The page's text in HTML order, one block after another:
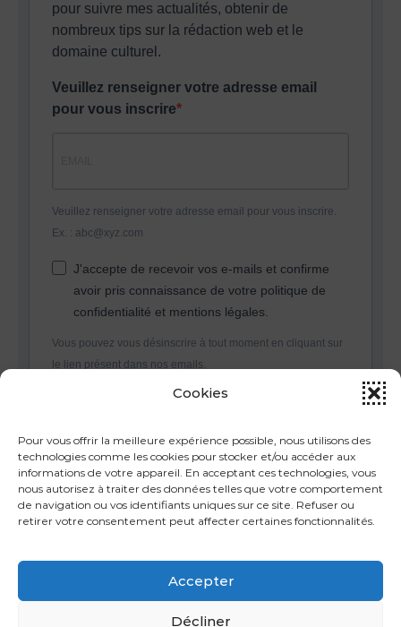
Cookies
Pour vous offrir la meilleure expérience possible, nous utilisons des
technologies comme les cookies pour stocker et/ou accéder aux
informations de votre appareil. En acceptant ces technologies, vous
nous autorisez à traiter des données telles que votre comportement
de navigation ou vos identifiants uniques sur ce site. Refuser ou
retirer votre consentement peut affecter certaines fonctionnalités.
Accepter
Décliner
pour suivre mes actualités, obtenir de
nombreux tips sur la rédaction web et le
domaine culturel.
Veuillez renseigner votre adresse email
pour vous inscrire
Veuillez renseigner votre adresse email pour vous inscrire.
Ex. : abc@xyz.com
J'accepte de recevoir vos e-mails et confirme
avoir pris connaissance de votre politique de
confidentialité et mentions légales.
Vous pouvez vous désinscrire à tout moment en cliquant sur
le lien présent dans nos emails.